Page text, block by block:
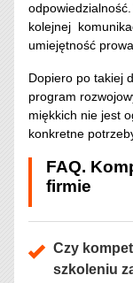
kolejnej
umiejętność
Dopiero po takiej
program
miękkich nie jest
konkretne
FAQ.
firmie
Czy
szkoleniu